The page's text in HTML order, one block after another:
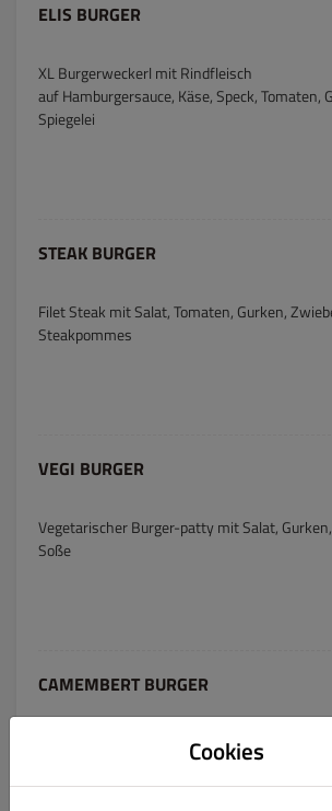
ELIS BURGER
XL Burgerweckerl mit Rindfleisch
auf Hamburgersauce, Käse, Speck, Tomaten,
Spiegelei
STEAK BURGER
Filet Steak mit Salat, Tomaten, Gurken,
Steakpommes
VEGI BURGER
Vegetarischer Burger-patty mit Salat,
Soße
CAMEMBERT BURGER
Gebackenem Camembert mit Salat, Tomaten,
Cookies